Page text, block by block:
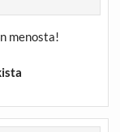
menosta!